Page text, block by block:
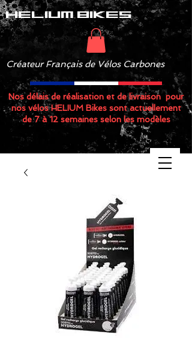
helium bikes
Créateur Français de Vélos Carbones
Nos délais de réalisation et de livraison pour
nos vélos HELIUM Bikes sont actuellement
de 7 à 12 semaines selon les modèles